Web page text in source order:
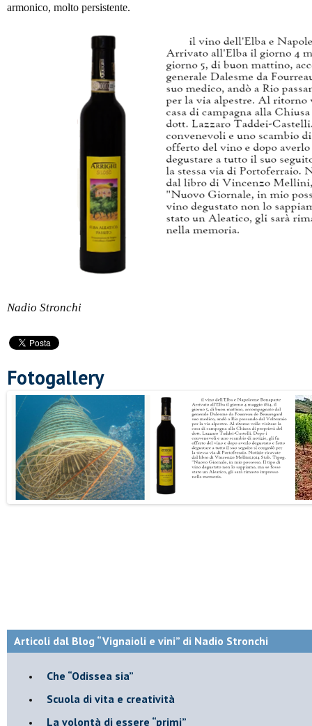
armonico, molto persistente.
Nadio Stronchi
Fotogallery
Articoli dal Blog “Vignaioli e vini” di Nadio Stronchi
​Che “Odissea sia”
Scuola di vita e creatività
​La volontà di essere “primi”